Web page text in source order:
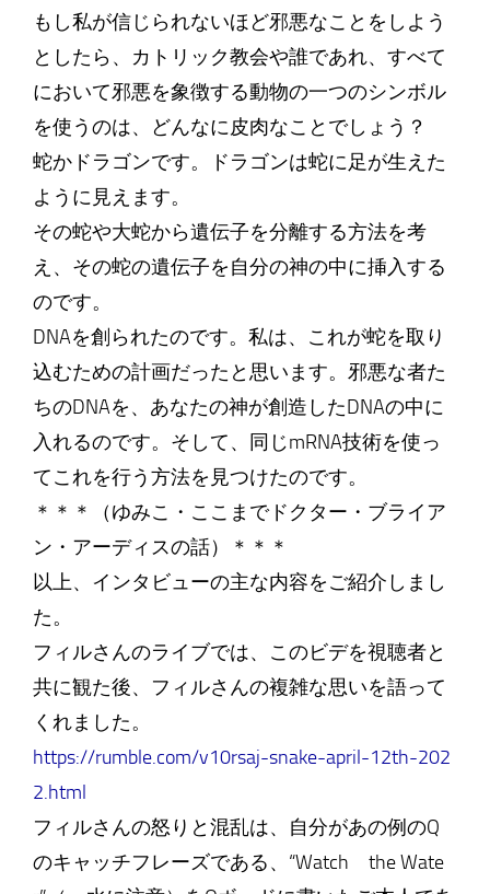
もし私が信じられないほど邪悪なことをしよう
としたら、カトリック教会や誰であれ、すべて
において邪悪を象徴する動物の一つのシンボル
を使うのは、どんなに皮肉なことでしょう？
蛇かドラゴンです。ドラゴンは蛇に足が生えた
ように見えます。
その蛇や大蛇から遺伝子を分離する方法を考
え、その蛇の遺伝子を自分の神の中に挿入する
のです。
DNAを創られたのです。私は、これが蛇を取り
込むための計画だったと思います。邪悪な者た
ちのDNAを、あなたの神が創造したDNAの中に
入れるのです。そして、同じmRNA技術を使っ
てこれを行う方法を見つけたのです。
＊＊＊（ゆみこ・ここまでドクター・ブライア
ン・アーディスの話）＊＊＊
以上、インタビューの主な内容をご紹介しまし
た。
フィルさんのライブでは、このビデを視聴者と
共に観た後、フィルさんの複雑な思いを語って
くれました。
https://rumble.com/v10rsaj-snake-april-12th-202
2.html
フィルさんの怒りと混乱は、自分があの例のQ
のキャッチフレーズである、“Watch the Wate